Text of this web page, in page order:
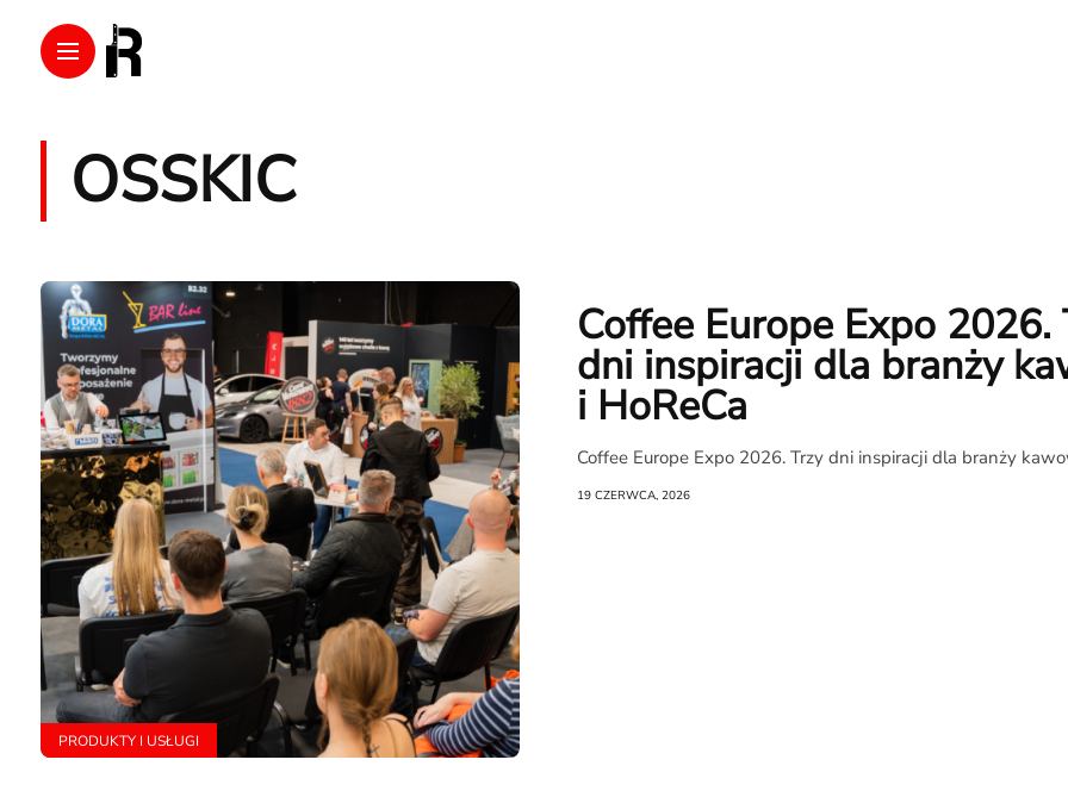
OSSKIC
PRODUKTY I USŁUGI
Coffee Europe Expo 2026.
dni inspiracji dla branży
i HoReCa
Coffee Europe Expo 2026. Trzy dni inspiracji dla branży
19 CZERWCA, 2026